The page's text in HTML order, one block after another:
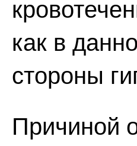
как в
стороны
Причиной